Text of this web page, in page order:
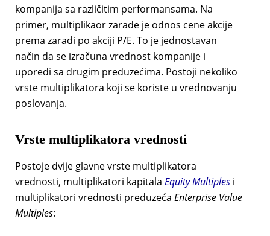
kompanija sa različitim performansama. Na
primer, multiplikaor zarade je odnos cene akcije
prema zaradi po akciji P/E. To je jednostavan
način da se izračuna vrednost kompanije i
uporedi sa drugim preduzećima. Postoji nekoliko
vrste multiplikatora koji se koriste u vrednovanju
poslovanja.
Vrste multiplikatora vrednosti
Postoje dvije glavne vrste multiplikatora
vrednosti, multiplikatori kapitala Equity Multiplesi
multiplikatori vrednosti preduzeća Enterprise Value
Multiples: